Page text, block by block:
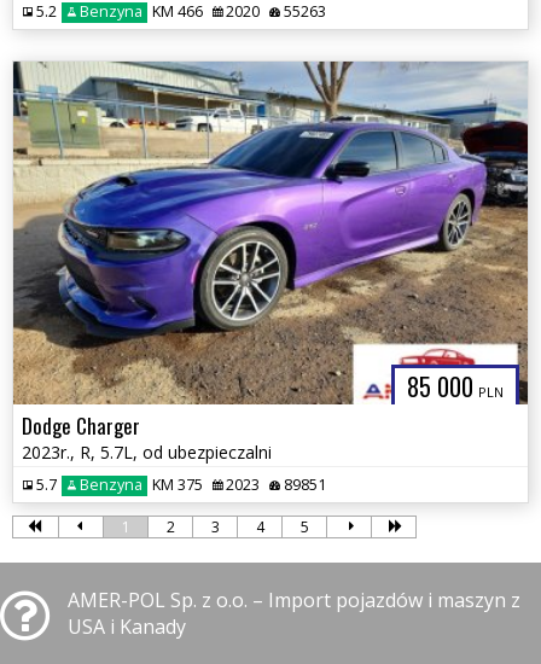
5.2 Benzyna KM 466 2020 55263
85 000 PLN
Dodge Charger
2023r., R, 5.7L, od ubezpieczalni
5.7 Benzyna KM 375 2023 89851
1 2 3 4 5
AMER-POL Sp. z o.o. – Import pojazdów i maszyn z
USA i Kanady